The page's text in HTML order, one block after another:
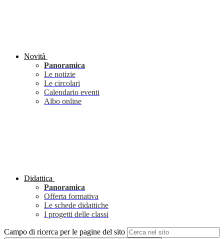
Novità
Panoramica
Le notizie
Le circolari
Calendario eventi
Albo online
Didattica
Panoramica
Offerta formativa
Le schede didattiche
I progetti delle classi
Campo di ricerca per le pagine del sito